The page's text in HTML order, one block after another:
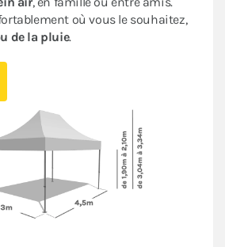
où vous le souhaitez,
de la pluie.
peinture anti-corrosion
durabilité
bénéficie d’un
excellent
: c’est un abri pliant de bonne
à un
prix abordable.